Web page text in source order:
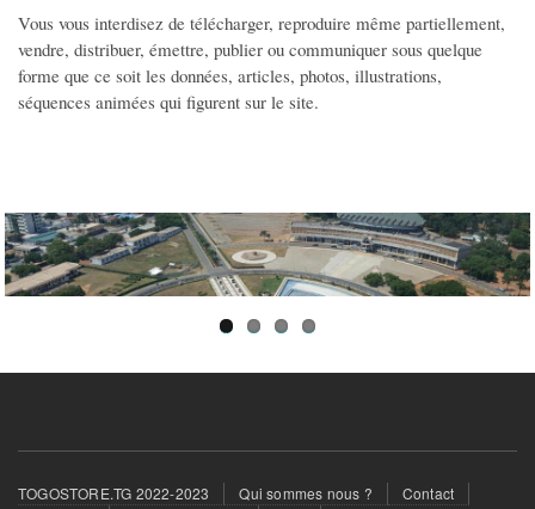
Offres de Formation
Offres de stage
Demande Emploi CV
MODE
Vêtements Femme
Maroquinerie
Cosmétiques/Parfums
Vous vous interdisez de télécharger, reproduire même partiellement,
vendre, distribuer, émettre, publier ou communiquer sous quelque
forme que ce soit les données, articles, photos, illustrations,
séquences animées qui figurent sur le site.
Footer
TOGOSTORE.TG 2022-2023 Qui sommes nous ?
Contact